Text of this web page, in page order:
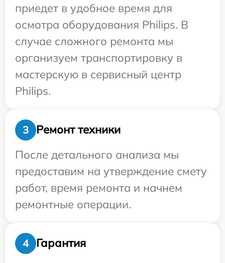
приедет в удобное время для
осмотра оборудования Philips. В
случае сложного ремонта мы
организуем транспортировку в
мастерскую в сервисный центр
Philips.
3
Ремонт техники
После детального анализа мы
предоставим на утверждение смету
работ, время ремонта и начнем
ремонтные операции.
4
Гарантия